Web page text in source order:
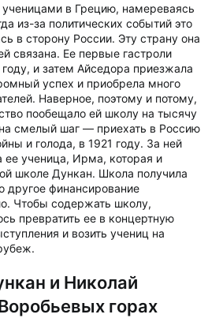
в Грецию, намереваясь
из-за политических событий это
в сторону России. Эту страну она
связана. Ее первые гастроли
и затем Айседора приезжала
успех и приобрела много
Наверное, поэтому и потому,
пообещало ей школу на тысячу
смелый шаг — приехать в Россию
и голода, в 1921 году. За ней
ее ученица, Ирма, которая и
школе Дункан. Школа получила
другое финансирование
Чтобы содержать школу,
превратить ее в концертную
и возить учениц на
и Николай
горах